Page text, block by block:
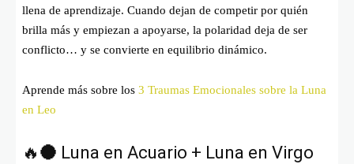
llena de aprendizaje. Cuando dejan de competir por quién
brilla más y empiezan a apoyarse, la polaridad deja de ser
conflicto… y se convierte en equilibrio dinámico.
Aprende más sobre los 3 Traumas Emocionales sobre la Luna
en Leo
🔥🌑 Luna en Acuario + Luna en Virgo